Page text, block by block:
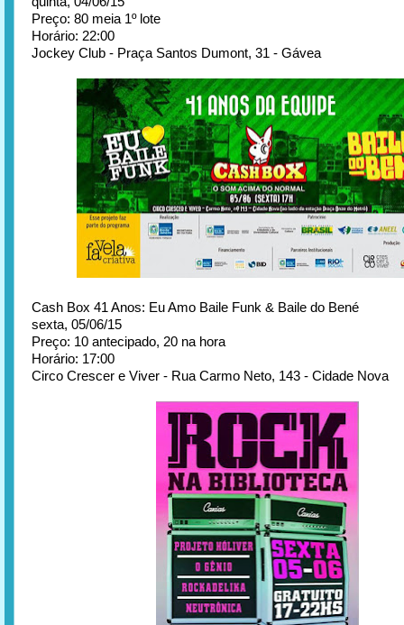
Preço: 80 meia 1º lote
Horário: 22:00
Jockey Club - Praça Santos Dumont, 31 - Gávea
Cash Box 41 Anos: Eu Amo Baile Funk & Baile do Bené
sexta, 05/06/15
Preço: 10 antecipado, 20 na hora
Horário: 17:00
Circo Crescer e Viver - Rua Carmo Neto, 143 - Cidade Nova